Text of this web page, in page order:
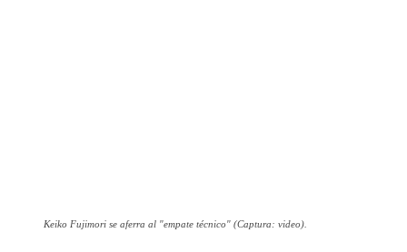
Keiko Fujimori se aferra al "empate técnico" (Captura: video).